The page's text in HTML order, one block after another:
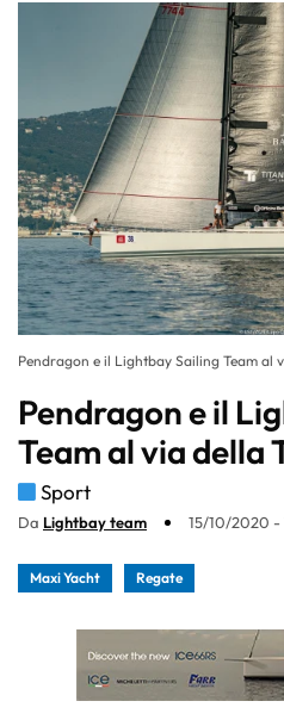
Pendragon e il Lightbay Sailing Team al
Pendragon e il
Team al via della
Sport
Da Lightbay team 15/10/2020 -
Maxi Yacht Regate